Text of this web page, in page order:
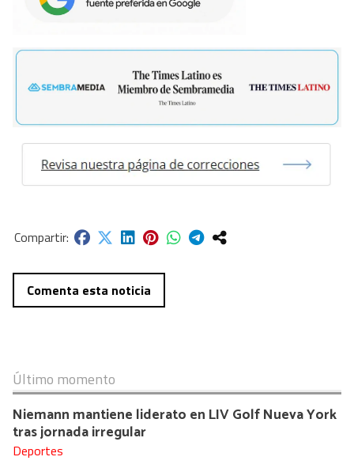
Comenta esta noticia
Último momento
Niemann mantiene liderato en LIV Golf Nueva York
tras jornada irregular
Deportes